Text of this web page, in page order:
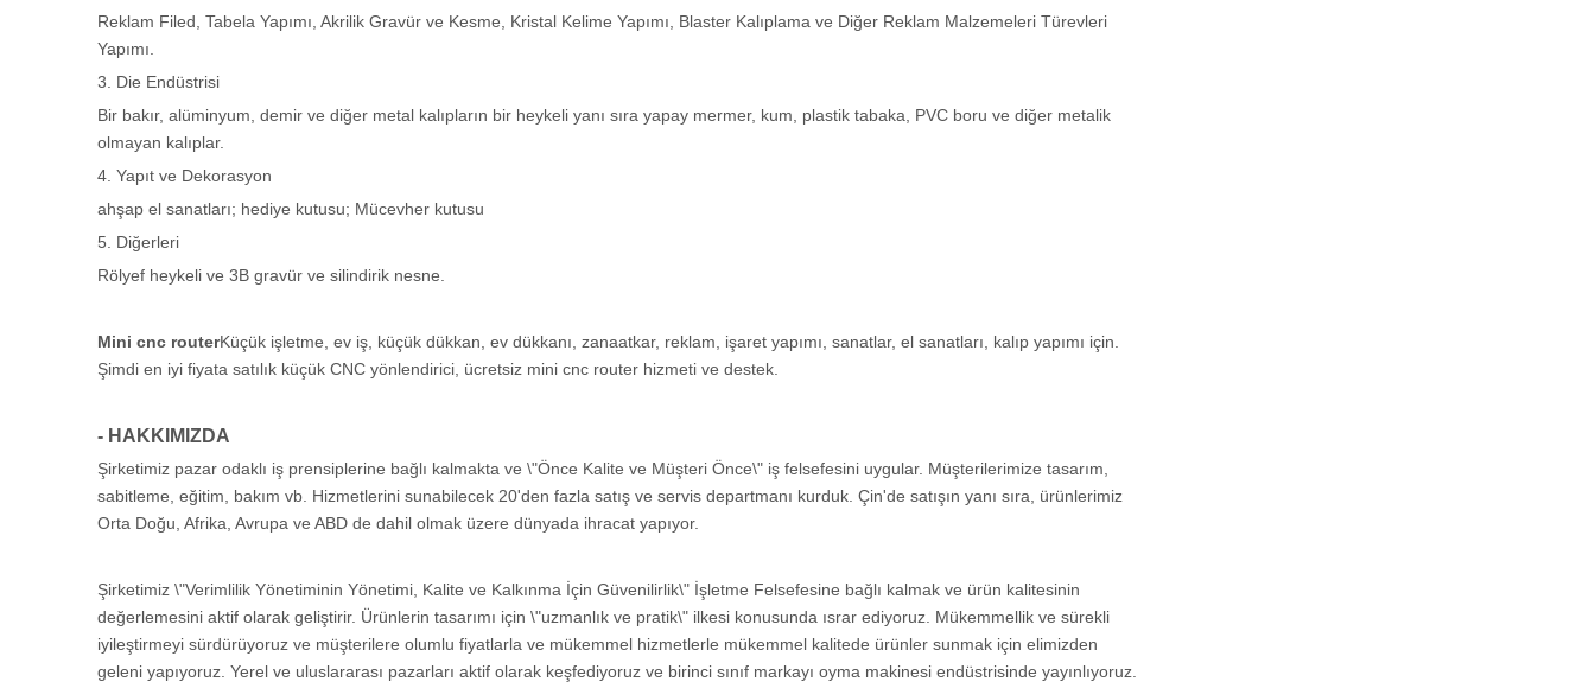
Reklam Filed, Tabela Yapımı, Akrilik Gravür ve Kesme, Kristal Kelime Yapımı, Blaster Kalıplama ve Diğer Reklam Malzemeleri Türevleri
Yapımı.
3. Die Endüstrisi
Bir bakır, alüminyum, demir ve diğer metal kalıpların bir heykeli yanı sıra yapay mermer, kum, plastik tabaka, PVC boru ve diğer metalik
olmayan kalıplar.
4. Yapıt ve Dekorasyon
ahşap el sanatları; hediye kutusu; Mücevher kutusu
5. Diğerleri
Rölyef heykeli ve 3B gravür ve silindirik nesne.
Mini cnc routerKüçük işletme, ev iş, küçük dükkan, ev dükkanı, zanaatkar, reklam, işaret yapımı, sanatlar, el sanatları, kalıp yapımı için.
Şimdi en iyi fiyata satılık küçük CNC yönlendirici, ücretsiz mini cnc router hizmeti ve destek.
- HAKKIMIZDA
Şirketimiz pazar odaklı iş prensiplerine bağlı kalmakta ve \"Önce Kalite ve Müşteri Önce\" iş felsefesini uygular. Müşterilerimize tasarım,
sabitleme, eğitim, bakım vb. Hizmetlerini sunabilecek 20'den fazla satış ve servis departmanı kurduk. Çin'de satışın yanı sıra, ürünlerimiz
Orta Doğu, Afrika, Avrupa ve ABD de dahil olmak üzere dünyada ihracat yapıyor.
Şirketimiz \"Verimlilik Yönetiminin Yönetimi, Kalite ve Kalkınma İçin Güvenilirlik\" İşletme Felsefesine bağlı kalmak ve ürün kalitesinin
değerlemesini aktif olarak geliştirir. Ürünlerin tasarımı için \"uzmanlık ve pratik\" ilkesi konusunda ısrar ediyoruz. Mükemmellik ve sürekli
iyileştirmeyi sürdürüyoruz ve müşterilere olumlu fiyatlarla ve mükemmel hizmetlerle mükemmel kalitede ürünler sunmak için elimizden
geleni yapıyoruz. Yerel ve uluslararası pazarları aktif olarak keşfediyoruz ve birinci sınıf markayı oyma makinesi endüstrisinde yayınlıyoruz.